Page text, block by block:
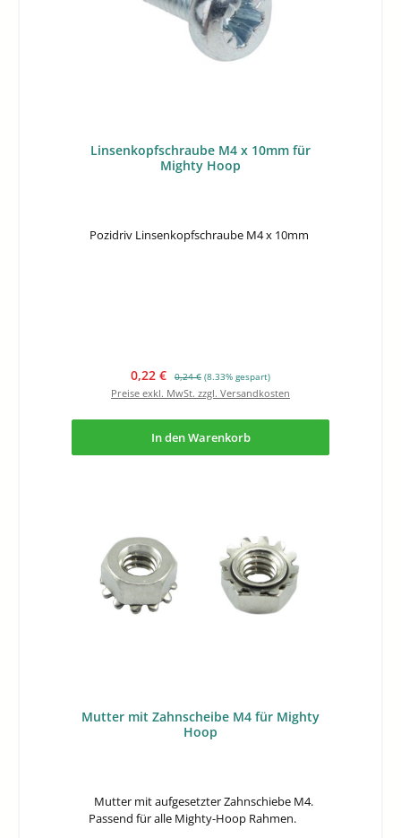
Linsenkopfschraube M4 x 10mm für
Mighty Hoop
Pozidriv Linsenkopfschraube M4 x 10mm
Verkaufspreis:
0,22 € Regulärer Preis:
0,24 € (8.33% gespart)
Preise exkl. MwSt. zzgl. Versandkosten
In den Warenkorb
Mutter mit Zahnscheibe M4 für Mighty
Hoop
Mutter mit aufgesetzter Zahnschiebe M4.
Passend für alle Mighty-Hoop Rahmen.